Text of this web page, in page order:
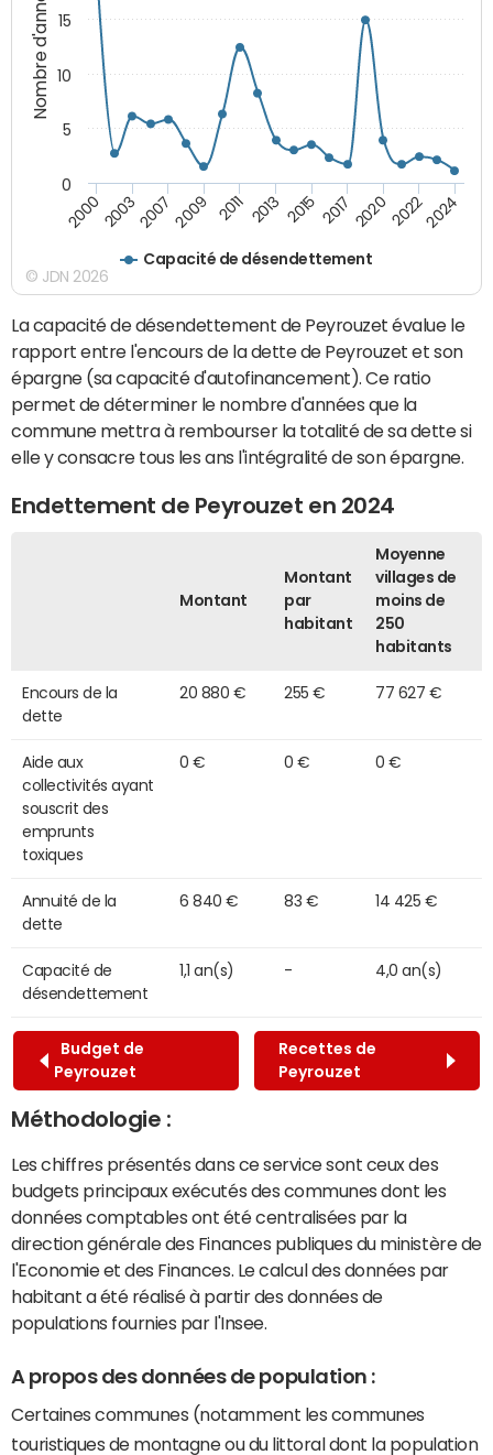
Nombre d'années
Capacité de désendettement
2000200320072009 2011 2013 2015 2017 202020222024
0
5
10
15
© JDN 2026
La capacité de désendettement de Peyrouzet évalue le
rapport entre l'encours de la dette de Peyrouzet et son
épargne (sa capacité d'autofinancement). Ce ratio
permet de déterminer le nombre d'années que la
commune mettra à rembourser la totalité de sa dette si
elle y consacre tous les ans l'intégralité de son épargne.
Endettement de Peyrouzet en 2024
Montant
Montant
par
habitant
Moyenne
villages de
moins de
250
habitants
Encours de la
dette
20 880 € 255 € 77 627 €
Aide aux
collectivités ayant
souscrit des
emprunts
toxiques
0 € 0 € 0 €
Annuité de la
dette
6 840 € 83 € 14 425 €
Capacité de
désendettement
1,1 an(s) - 4,0 an(s)
Budget de
Peyrouzet
Recettes de
Peyrouzet
Méthodologie :
Les chiffres présentés dans ce service sont ceux des
budgets principaux exécutés des communes dont les
données comptables ont été centralisées par la
direction générale des Finances publiques du ministère de
l'Economie et des Finances. Le calcul des données par
habitant a été réalisé à partir des données de
populations fournies par l'Insee.
A propos des données de population :
Certaines communes (notamment les communes
touristiques de montagne ou du littoral dont la population